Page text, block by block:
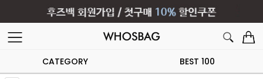
CATEGORY BEST 100